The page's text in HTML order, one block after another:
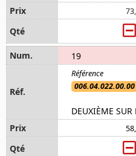
19
006.04.022.00.00
DEUXIÈME SUR